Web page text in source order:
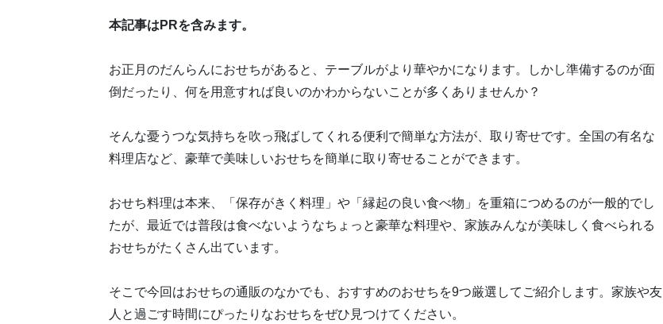
本記事はPRを含みます。
お正月のだんらんにおせちがあると、テーブルがより華やかになります。しかし準備するのが面
倒だったり、何を用意すれば良いのかわからないことが多くありませんか？
そんな憂うつな気持ちを吹っ飛ばしてくれる便利で簡単な方法が、取り寄せです。全国の有名な
料理店など、豪華で美味しいおせちを簡単に取り寄せることができます。
おせち料理は本来、「保存がきく料理」や「縁起の良い食べ物」を重箱につめるのが一般的でし
たが、最近では普段は食べないようなちょっと豪華な料理や、家族みんなが美味しく食べられる
おせちがたくさん出ています。
そこで今回はおせちの通販のなかでも、おすすめのおせちを9つ厳選してご紹介します。家族や友
人と過ごす時間にぴったりなおせちをぜひ見つけてください。